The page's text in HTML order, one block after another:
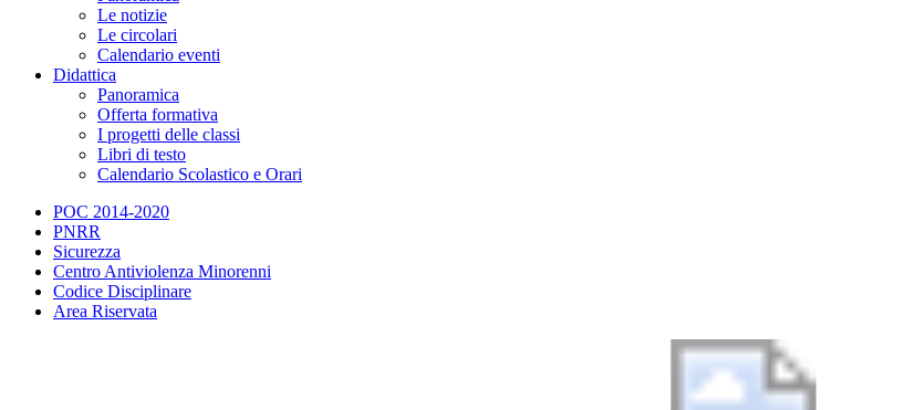
Le notizie
Le circolari
Calendario eventi
Didattica
Panoramica
Offerta formativa
I progetti delle classi
Libri di testo
Calendario Scolastico e Orari
POC 2014-2020
PNRR
Sicurezza
Centro Antiviolenza Minorenni
Codice Disciplinare
Area Riservata